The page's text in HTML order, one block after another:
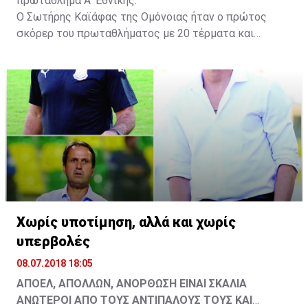
Ο Σωτήρης Καϊάφας της Ομόνοιας ήταν ο πρώτος
σκόρερ του πρωταθλήματος με 20 τέρματα και
Ροδοσθένους (ΑΠΟΠ) με 13, Χάρης Λοΐζου (ΠΟΛ) με
11. Πρώτοι σκόρερ στο κύπελλο ήταν οι Στ.
Παπαδόπουλος (ΠΟΛ) και Τάρταρος (Ανόρθωση), που
πέτυχαν από 8 τέρματα έναντι 7 του Σ. Καϊάφα και 6
των Κολοσσιάτη (ΑΕΛ) και Γ. Παναγίδη (ΑΣΙΛ).
Χωρίς υποτίμηση, αλλά και χωρίς
υπερβολές
08.07.2018 18:05
ΑΠΟΕΛ, ΑΠΟΛΛΩΝ, ΑΝΟΡΘΩΣΗ ΕΙΝΑΙ ΣΚΑΛΙΑ
ΑΝΩΤΕΡΟΙ ΑΠΟ ΤΟΥΣ ΑΝΤΙΠΑΛΟΥΣ ΤΟΥΣ ΚΑΙ